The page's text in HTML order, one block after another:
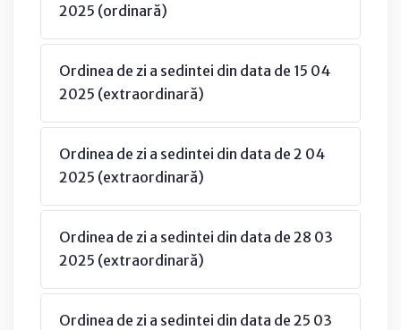
2025 (ordinară)
Ordinea de zi a sedintei din data de 15 04
2025 (extraordinară)
Ordinea de zi a sedintei din data de 2 04
2025 (extraordinară)
Ordinea de zi a sedintei din data de 28 03
2025 (extraordinară)
Ordinea de zi a sedintei din data de 25 03